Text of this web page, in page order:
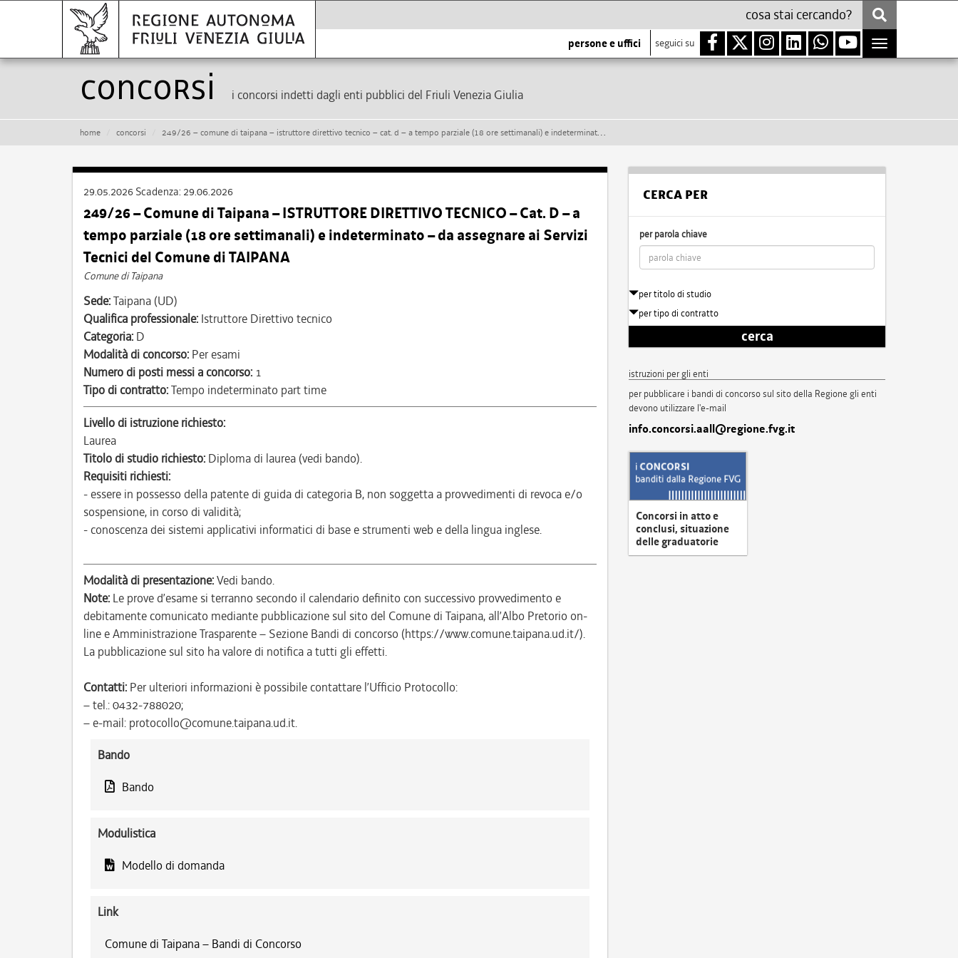
persone e uffici seguici su
Toggle
navigation
Concorsi i concorsi indetti dagli enti pubblici del Friuli Venezia Giulia
home concorsi 249/26 – comune di taipana – istruttore direttivo tecnico – cat. d – a tempo parziale (18 ore settimanali) e indeterminato – da assegnare ai servizi tecnici del comune di taipana
29.05.2026 Scadenza: 29.06.2026
249/26 – Comune di Taipana – ISTRUTTORE DIRETTIVO TECNICO – Cat. D – a
tempo parziale (18 ore settimanali) e indeterminato – da assegnare ai Servizi
Tecnici del Comune di TAIPANA
Comune di Taipana
Sede:Taipana (UD)
Qualifica professionale: Istruttore Direttivo tecnico
Categoria: D
Modalità di concorso: Per esami
Numero di posti messi a concorso: 1
Tipo di contratto:Tempo indeterminato part time
Livello di istruzione richiesto:
Laurea
Titolo di studio richiesto: Diploma di laurea (vedi bando).
Requisiti richiesti:
- essere in possesso della patente di guida di categoria B, non soggetta a provvedimenti di revoca e/o
sospensione, in corso di validità;
- conoscenza dei sistemi applicativi informatici di base e strumenti web e della lingua inglese.
Modalità di presentazione:Vedi bando.
Note: Le prove d’esame si terranno secondo il calendario definito con successivo provvedimento e
debitamente comunicato mediante pubblicazione sul sito del Comune di Taipana, all’Albo Pretorio on-
line e Amministrazione Trasparente – Sezione Bandi di concorso (https://www.comune.taipana.ud.it/).
La pubblicazione sul sito ha valore di notifica a tutti gli effetti.
Contatti: Per ulteriori informazioni è possibile contattare l’Ufficio Protocollo:
– tel.: 0432-788020;
– e-mail: protocollo@comune.taipana.ud.it.
Bando
Bando
Modulistica
Modello di domanda
Link
Comune di Taipana – Bandi di Concorso
CERCA PER
per parola chiave
per titolo di studio
per tipo di contratto
cerca
istruzioni per gli enti
per pubblicare i bandi di concorso sul sito della Regione gli enti
devono utilizzare l'e-mail
info.concorsi.aall@regione.fvg.it
Concorsi in atto e
conclusi, situazione
delle graduatorie